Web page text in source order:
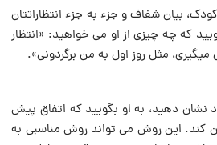
بیان شفاف و جزء به جزء انتظاراتتان
که چه چیزی از او می خواهید: «انتظار
مثل روز اول به من برگردونی».
نشان دهید، به او بگویید که اتفاق پیش
کند. این روش می تواند روش مناسبی به